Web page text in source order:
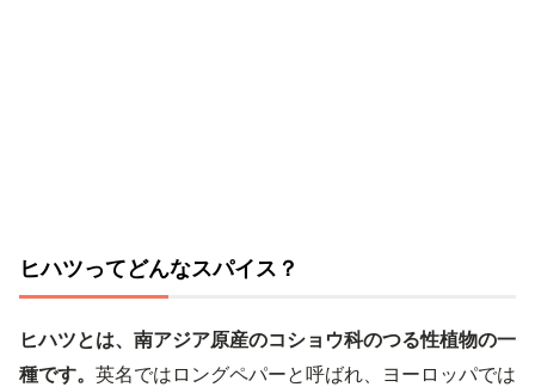
ヒハツってどんなスパイス？
ヒハツとは、南アジア原産のコショウ科のつる性植物の一
種です。 英名ではロングペパーと呼ばれ、ヨーロッパでは